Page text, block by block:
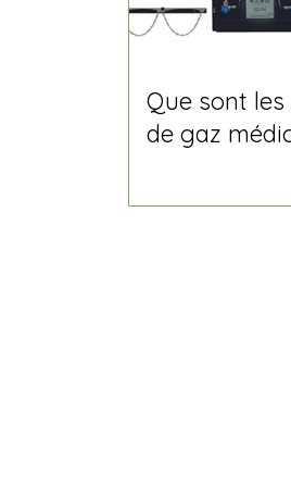
Que sont
de gaz